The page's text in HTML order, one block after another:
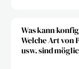
Was kann
Welche Art von
usw. sind